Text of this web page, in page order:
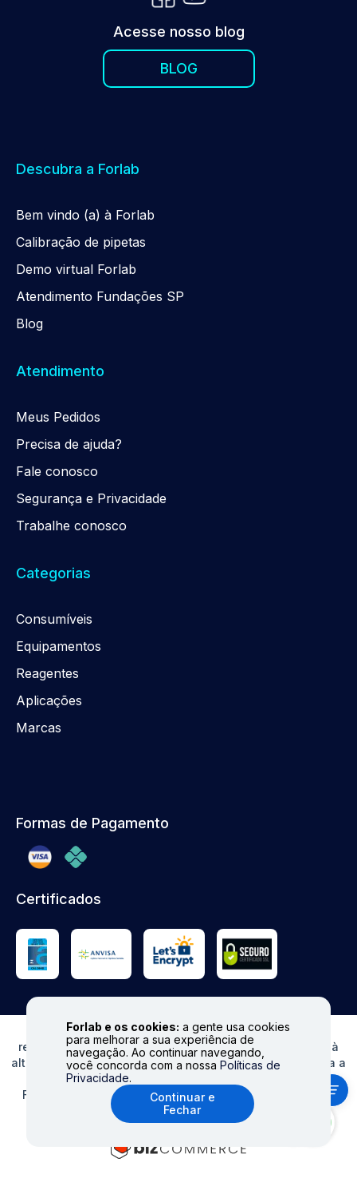
Forlab e os cookies: a gente usa cookies
para melhorar a sua experiência de
navegação. Ao continuar navegando,
você concorda com a nossa Políticas de
Privacidade.
Continuar e
Fechar
Acesse nosso blog
BLOG
Descubra a Forlab
Bem vindo (a) à Forlab
Calibração de pipetas
Demo virtual Forlab
Atendimento Fundações SP
Blog
Atendimento
Meus Pedidos
Precisa de ajuda?
Fale conosco
Segurança e Privacidade
Trabalhe conosco
Categorias
Consumíveis
Equipamentos
Reagentes
Aplicações
Marcas
Formas de Pagamento
Certificados
© FORLAB - Todos os direitos reservados. Proibida
reprodução total ou parcial. Preços e Estoques sujeitos à
alteração sem aviso prévio. Ofertas válidas somente para a
loja virtual. Fale conosco|
Formas de pagamento aceitas: cartões de crédito (Visa,
MasterCard, Elo e American Express), boleto e Pix.